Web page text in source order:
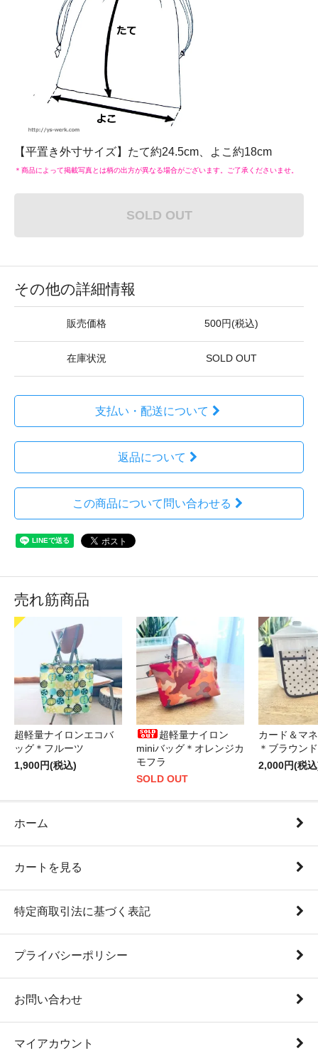
【平置き外寸サイズ】たて約24.5cm、よこ約18cm
＊商品によって掲載写真とは柄の出方が異なる場合がございます。ご了承くださいませ。
SOLD OUT
その他の詳細情報
販売価格 500円(税込)
在庫状況 SOLD OUT
支払い・配送について
返品について
この商品について問い合わせる
売れ筋商品
超軽量ナイロンエコバ
ッグ＊フルーツ
1,900円(税込)
超軽量ナイロン
miniバッグ＊オレンジカ
モフラ
SOLD OUT
カード＆マ
＊ブラウン
2,000円(税
ホーム
カートを見る
特定商取引法に基づく表記
プライバシーポリシー
お問い合わせ
マイアカウント